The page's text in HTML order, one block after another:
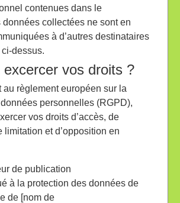
contenues dans le
données collectées ne sont en
à d’autres destinataires
dessus.
excercer vos droits ?
au règlement européen sur la
personnelles (RGPD),
vos droits d’accès, de
limitation et d’opposition en
de publication
à la protection des données de
de [nom de